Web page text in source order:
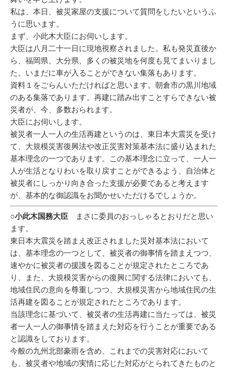
私は、本日、被災家屋の支援について質問をしたいというふ
うに思います。
まず、小此木大臣にお伺いします。
大臣は八月二十一日に現地視察されました。私も発災直後か
ら、福岡県、大分県、多くの被災地を何度も見てまいりまし
た。いまだに車が入ることができない集落もあります。
資料１をごらんいただければと思います。朝倉市の黒川地域
のある集落であります。再建に踏み出すことすらできない被
災者が、今、多数おられます。
大臣にお伺いします。
被災者一人一人の生活再建というのは、東日本大震災を受け
て、大規模災害復興法や改正災害対策基本法に盛り込まれた
基本理念の一つであります。この基本理念に立って、一人一
人が生活となりわいを取り戻すことができるよう、自治体と
被災者にしっかり向き合った支援が必要であると考えます
が、基本的な御認識をお聞かせいただけるでしょうか。
○小此木国務大臣 まさに委員のおっしゃるとおりだと思い
ます。
東日本大震災を踏まえ改正されました災対基本法において
は、基本理念の一つとして、被災者の御事情を踏まえつつ、
速やかに被災者の援護を図ることが規定されたところであ
り、また、大規模災害からの復興に関する法律においても、
地域住民の意向を尊重しつつ、大規模災害から地域住民の生
活再建を図ることが規定されたところであります。
当該理念に基づいて、被災者の生活再建に当たっては、被災
者一人一人の御事情を踏まえた対応を行うことが重要である
と認識をしております。
今般の九州北部豪雨を含め、これまでの災害対応において
も、被災者や地域の実情に応じた対応がとられてきたものと